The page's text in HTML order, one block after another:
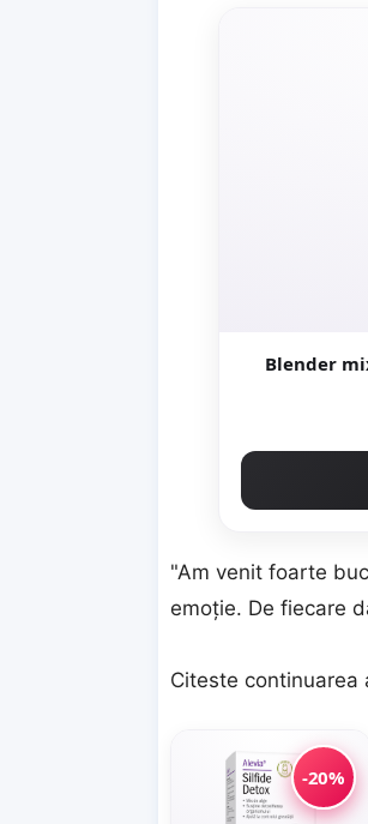
Blender
"Am venit foarte
emoţie. De fiecare
Citeste continuarea
-20%